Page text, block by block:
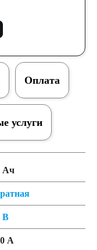
услуги
Оплата
Ач
В
А